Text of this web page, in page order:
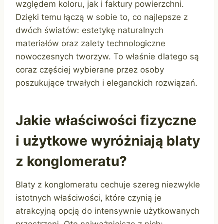
względem koloru, jak i faktury powierzchni.
Dzięki temu łączą w sobie to, co najlepsze z
dwóch światów: estetykę naturalnych
materiałów oraz zalety technologiczne
nowoczesnych tworzyw. To właśnie dlatego są
coraz częściej wybierane przez osoby
poszukujące trwałych i eleganckich rozwiązań.
Jakie właściwości fizyczne
i użytkowe wyróżniają blaty
z konglomeratu?
Blaty z konglomeratu cechuje szereg niezwykle
istotnych właściwości, które czynią je
atrakcyjną opcją do intensywnie użytkowanych